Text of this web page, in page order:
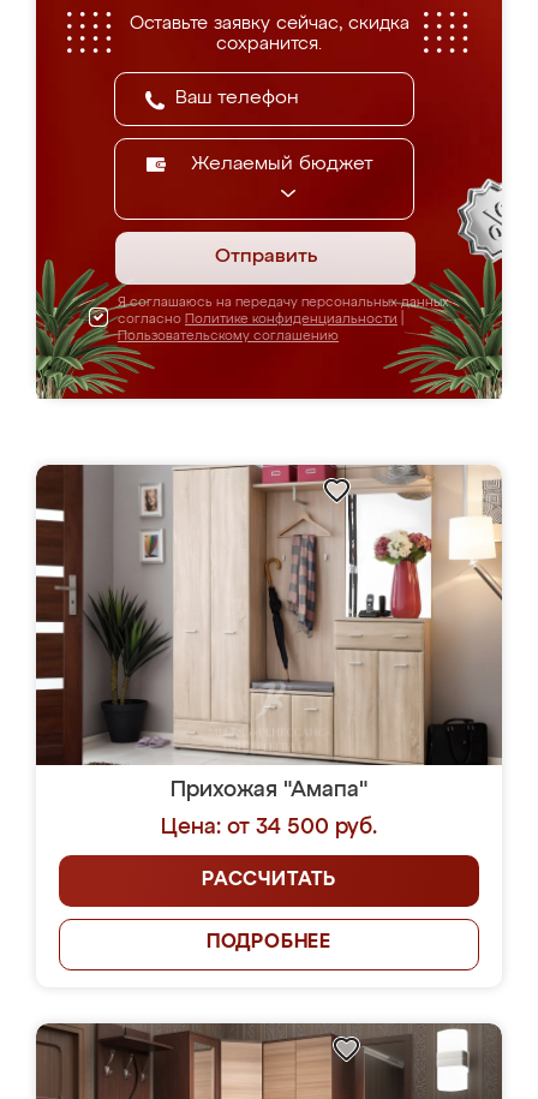
Оставьте заявку сейчас, скидка
сохранится.
Желаемый бюджет
Отправить
Я соглашаюсь на передачу персональных данных
согласно Политике конфиденциальности
Пользовательскому соглашению
Прихожая "Амапа"
Цена: от 34 500 руб.
РАССЧИТАТЬ
ПОДРОБНЕЕ